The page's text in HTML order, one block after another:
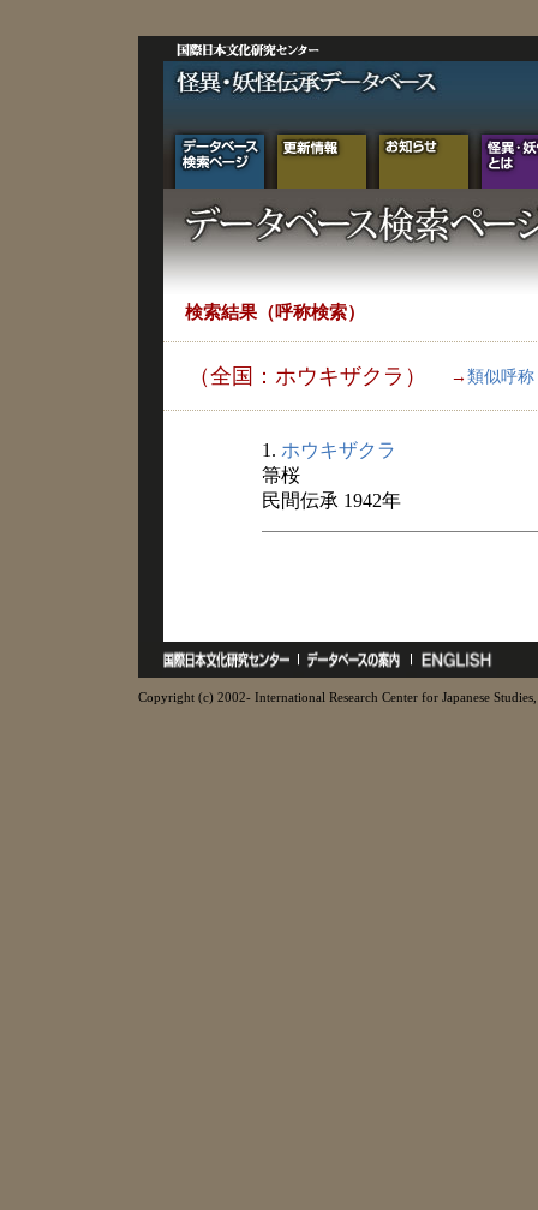
検索結果（呼称検索）
（全国：ホウキザクラ） → 類似呼称
1. ホウキザクラ
箒桜
民間伝承 1942年
Copyright (c) 2002- International Research Center for Japanese